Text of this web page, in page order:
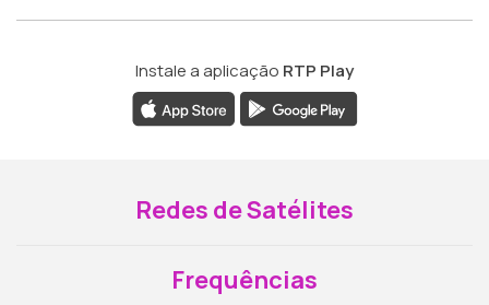
Instale a aplicação RTP Play
Redes de Satélites
Frequências